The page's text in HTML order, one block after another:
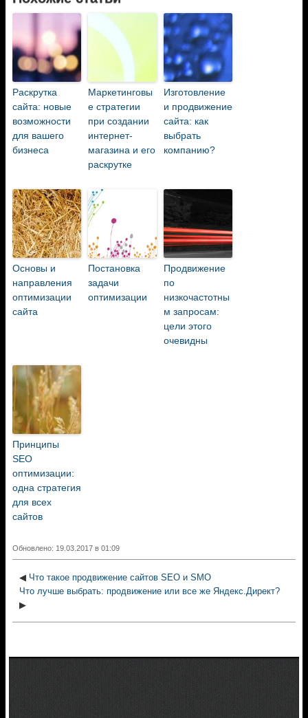
Раскрутка
сайта: новые
возможности
для вашего
бизнеса
Маркетинговы
е стратегии
при создании
интернет-
магазина и его
раскрутке
Изготовление
и продвижение
сайта: как
выбрать
компанию?
Основы и
направления
оптимизации
сайта
Постановка
задачи
оптимизации
Продвижение
по
низкочастотны
м запросам:
цели этого
очевидны
Принципы
SEO
оптимизации:
одна стратегия
для всех
сайтов
Обновлено: 19.03.2017 в 01:09
◀ Что такое продвижение сайтов SEO и SMO
Что лучше выбрать: продвижение или все же Яндекс.Директ?
▶